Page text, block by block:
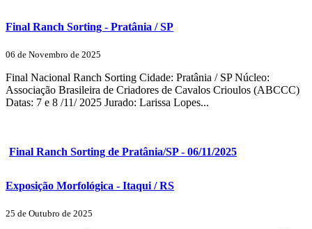
Final Ranch Sorting - Pratânia / SP
06 de Novembro de 2025
Final Nacional Ranch Sorting Cidade: Pratânia / SP Núcleo:
Associação Brasileira de Criadores de Cavalos Crioulos (ABCCC)
Datas: 7 e 8 /11/ 2025 Jurado: Larissa Lopes...
Final Ranch Sorting de Pratânia/SP - 06/11/2025
Exposição Morfológica - Itaqui / RS
25 de Outubro de 2025